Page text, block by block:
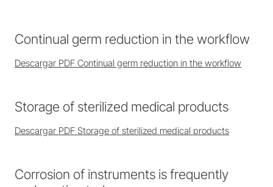
Continual germ reduction in the workflow
Descargar PDF Continual germ reduction in the workflow
Storage of sterilized medical products
Descargar PDF Storage of sterilized medical products
Corrosion of instruments is frequently